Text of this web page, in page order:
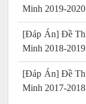
Minh 2019-2020
[Đáp Án] Đề
Minh 2018-2019
[Đáp Án] Đề
Minh 2017-2018